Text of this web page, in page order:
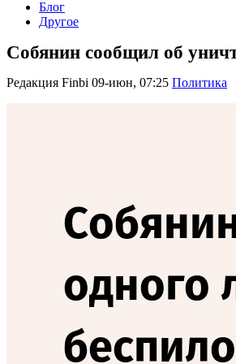
Блог
Другое
Собянин сообщил об
Редакция Finbi 09-июн, 07:25 Политика